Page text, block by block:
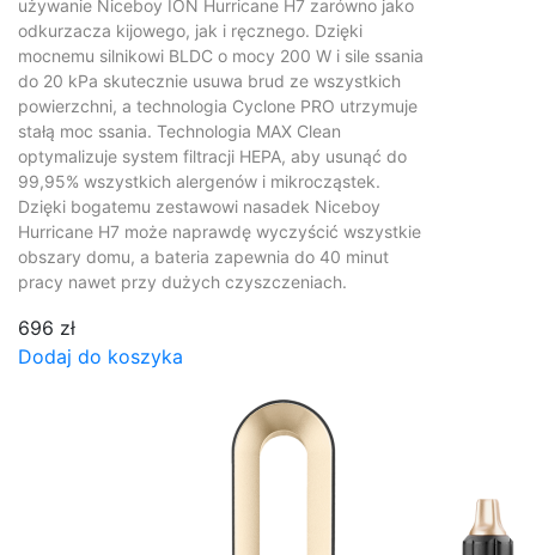
używanie Niceboy ION Hurricane H7 zarówno jako
odkurzacza kijowego, jak i ręcznego. Dzięki
mocnemu silnikowi BLDC o mocy 200 W i sile ssania
do 20 kPa skutecznie usuwa brud ze wszystkich
powierzchni, a technologia Cyclone PRO utrzymuje
stałą moc ssania. Technologia MAX Clean
optymalizuje system filtracji HEPA, aby usunąć do
99,95% wszystkich alergenów i mikrocząstek.
Dzięki bogatemu zestawowi nasadek Niceboy
Hurricane H7 może naprawdę wyczyścić wszystkie
obszary domu, a bateria zapewnia do 40 minut
pracy nawet przy dużych czyszczeniach.
696 zł
Dodaj do koszyka